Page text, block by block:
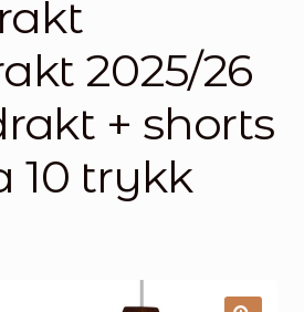
2025/26
+ shorts
10 trykk